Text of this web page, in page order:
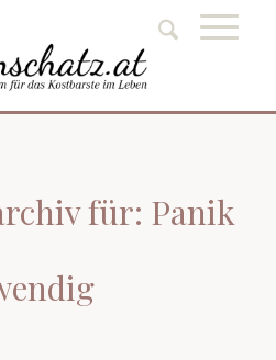
für: Panik